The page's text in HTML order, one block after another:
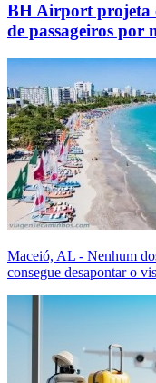
BH Airport projeta
de passageiros por
Maceió, AL - Nenhum
consegue desapontar o